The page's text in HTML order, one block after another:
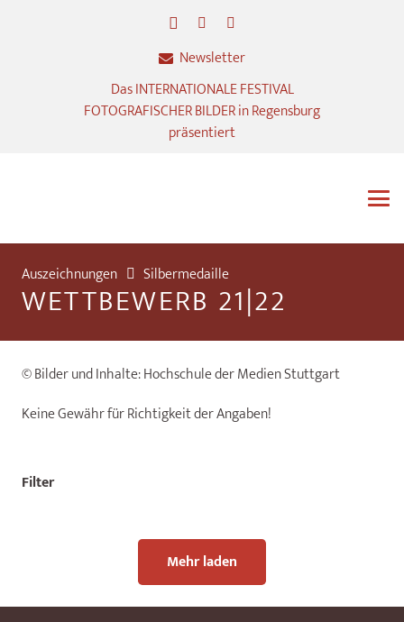
Newsletter
Das INTERNATIONALE FESTIVAL
FOTOGRAFISCHER BILDER in Regensburg
präsentiert
Auszeichnungen Silbermedaille
WETTBEWERB 21|22
© Bilder und Inhalte: Hochschule der Medien Stuttgart
Keine Gewähr für Richtigkeit der Angaben!
Filter
Mehr laden